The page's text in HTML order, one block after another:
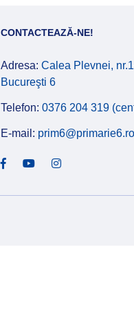
CONTACTEAZĂ-NE!
Adresa: Calea Plevnei,
Bucureşti 6
Telefon: 0376 204 319
E-mail: prim6@primarie6.ro